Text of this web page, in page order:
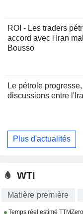
ROI - Les traders
accord avec l'Iran
Bousso
Le pétrole
discussions entre
Plus d'actualités
WTI
Matière première
Temps réel estimé TTMZero